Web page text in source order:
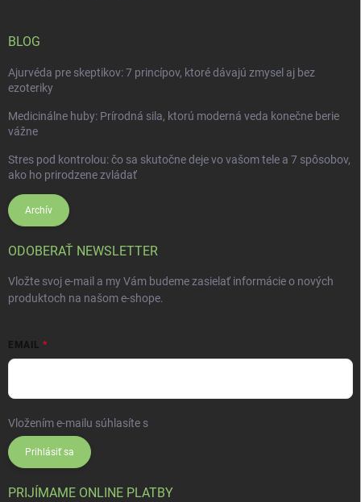
BLOG
Ajurvéda pre skeptikov: 7 princípov, ktoré dávajú zmysel aj bez
ezoteriky
Medicinálne huby: Prírodná sila, ktorú moderná veda konečne berie
vážne
Stres pod kontrolou: čo sa skutočne deje vo vašom tele a 7 spôsobov,
ako ho prirodzene zvládať
Archív
ODOBERAŤ NEWSLETTER
Vložte svoj e-mail a my Vám budeme zasielať informácie o nových
produktoch na našom e-shope.
EMAIL
Vložením e-mailu súhlasíte s
Prihlásiť sa
PRIJÍMAME ONLINE PLATBY